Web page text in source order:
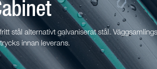
stål alternativt galvaniserat stål.
innan leverans.